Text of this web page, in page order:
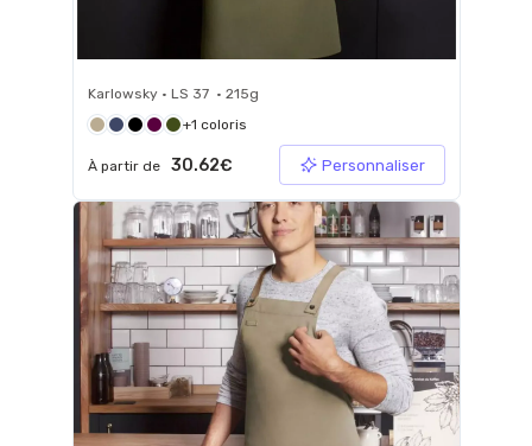
Karlowsky • LS 37 • 215g
+1 coloris
À partir de 30.62€ Personnaliser